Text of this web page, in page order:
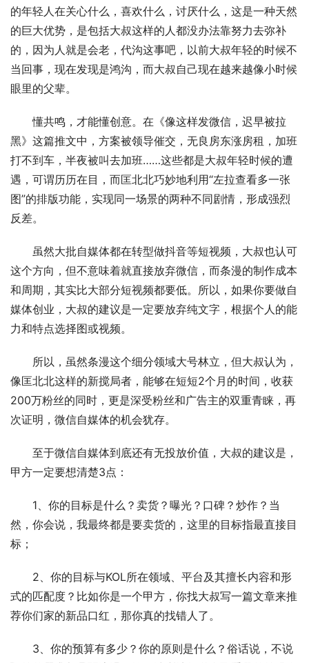
的年轻人在关心什么，喜欢什么，讨厌什么，这是一种天然
的巨大优势，是包括大叔这样的人都没办法靠努力去弥补
的，因为人就是会老，代沟这事吧，以前大叔年轻的时候不
当回事，现在发现是鸿沟，而大叔自己现在越来越像小时候
眼里的父辈。
懂共鸣，才能懂创意。在《像这样发微信，迟早被拉
黑》这篇推文中，方案被领导催交，无良房东涨房租，加班
打不到车，半夜被叫去加班……这些都是大叔年轻时候的遭
遇，可谓历历在目，而匡北北巧妙地利用“左拉查看多一张
图”的排版功能，实现同一场景的两种不同剧情，形成强烈
反差。
虽然大批自媒体都在转型做抖音等短视频，大叔也认可
这个方向，但不意味着就直接放弃微信，而条漫的制作成本
和周期，其实比大部分短视频都要低。所以，如果你要做自
媒体创业，大叔的建议是一定要放弃纯文字，根据个人的能
力和特点选择图或视频。
所以，虽然条漫这个细分领域大号林立，但大叔认为，
像匡北北这样的新搅局者，能够在短短2个月的时间，收获
200万粉丝的同时，更是深受粉丝和广告主的双重青睐，再
次证明，微信自媒体的机会犹存。
至于微信自媒体到底还有无投放价值，大叔的建议是，
甲方一定要想清楚3点：
1、你的目标是什么？卖货？曝光？口碑？炒作？当
然，你会说，我最终都是要卖货的，这里的目标指最直接目
标；
2、你的目标与KOL所在领域、平台及其擅长内容和形
式的匹配度？比如你是一个甲方，你找大叔写一篇文章来推
荐你们家的新品口红，那你真的找错人了。
3、你的预算有多少？你的原则是什么？俗话说，不说